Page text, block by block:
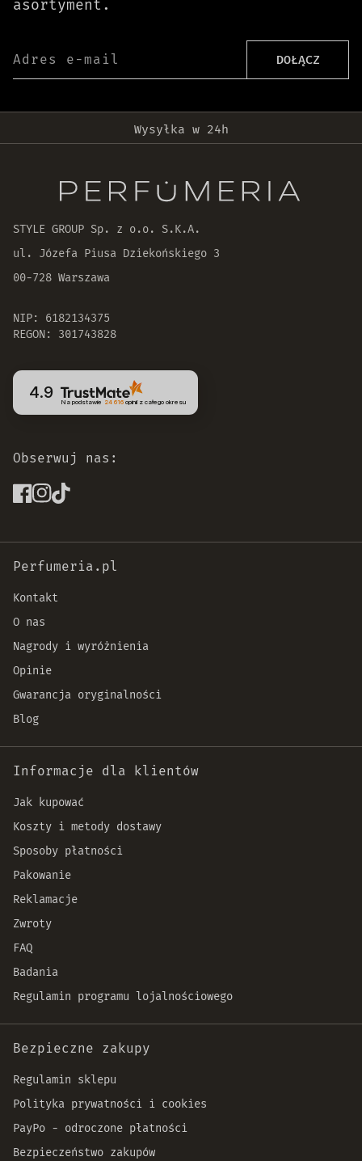
asortyment.
Adres e-mail DOŁĄCZ
Wysyłka w 24h
30 dni na zwrot zamówienia
STYLE GROUP Sp. z o.o. S.K.A.
ul. Józefa Piusa Dziekońskiego 3
00-728 Warszawa
NIP: 6182134375
REGON: 301743828
4.9
Na podstawie 24 616opinii z całego okresu
Obserwuj nas:
Perfumeria.pl
Kontakt
O nas
Nagrody i wyróżnienia
Opinie
Gwarancja oryginalności
Blog
Informacje dla klientów
Jak kupować
Koszty i metody dostawy
Sposoby płatności
Pakowanie
Reklamacje
Zwroty
FAQ
Badania
Regulamin programu lojalnościowego
Bezpieczne zakupy
Regulamin sklepu
Polityka prywatności i cookies
PayPo - odroczone płatności
Bezpieczeństwo zakupów